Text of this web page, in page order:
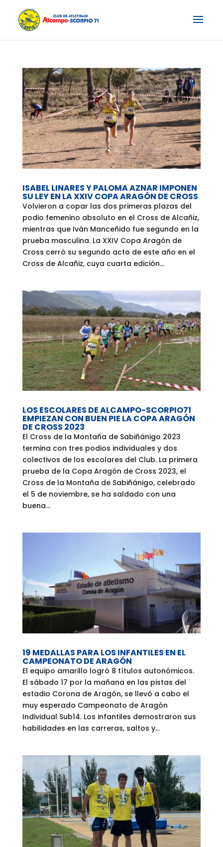
ISABEL LINARES Y PALOMA AZNAR IMPONEN
SU LEY EN LA XXIV COPA ARAGÓN DE CROSS
Volvieron a copar las dos primeras plazas del
podio femenino absoluto en el Cross de Alcañiz,
mientras que Iván Manceñido fue segundo en la
prueba masculina. La XXIV Copa Aragón de
Cross cerró su segundo acto de este año en el
Cross de Alcañiz, cuya cuarta edición...
LOS ESCOLARES DE ALCAMPO-SCORPIO71
EMPIEZAN CON BUEN PIE LA COPA ARAGÓN
DE CROSS 2023
El Cross de la Montaña de Sabiñánigo 2023
termina con tres podios individuales y dos
colectivos de los escolares del Club. La primera
prueba de la Copa Aragón de Cross 2023, el
Cross de la Montaña de Sabiñánigo, celebrado
el 5 de noviembre, se ha saldado con una
buena...
19 MEDALLAS PARA LOS INFANTILES EN EL
CAMPEONATO DE ARAGÓN
El equipo amarillo logró 8 títulos autonómicos.
El sábado 17 por la mañana en las pistas del
estadio Corona de Aragón, se llevó a cabo el
muy esperado Campeonato de Aragón
Individual Sub14. Los infantiles demostraron sus
habilidades en las carreras, saltos y...